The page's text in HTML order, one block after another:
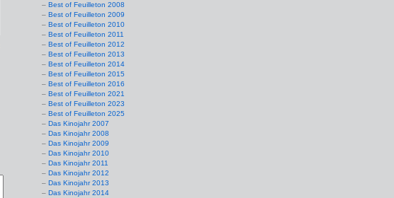
Best of Feuilleton 2008
Best of Feuilleton 2009
Best of Feuilleton 2010
Best of Feuilleton 2011
Best of Feuilleton 2012
Best of Feuilleton 2013
Best of Feuilleton 2014
Best of Feuilleton 2015
Best of Feuilleton 2016
Best of Feuilleton 2021
Best of Feuilleton 2023
Best of Feuilleton 2025
Das Kinojahr 2007
Das Kinojahr 2008
Das Kinojahr 2009
Das Kinojahr 2010
Das Kinojahr 2011
Das Kinojahr 2012
Das Kinojahr 2013
Das Kinojahr 2014